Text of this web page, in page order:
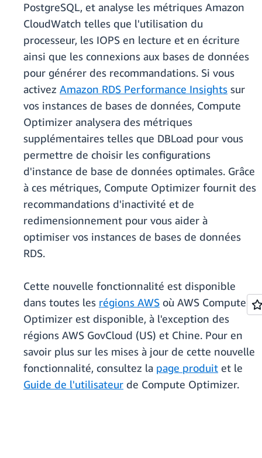
PostgreSQL, et analyse les métriques Amazon
CloudWatch telles que l'utilisation du
processeur, les IOPS en lecture et en écriture
ainsi que les connexions aux bases de données
pour générer des recommandations. Si vous
activez Amazon RDS Performance Insights sur
vos instances de bases de données, Compute
Optimizer analysera des métriques
supplémentaires telles que DBLoad pour vous
permettre de choisir les configurations
d'instance de base de données optimales. Grâce
à ces métriques, Compute Optimizer fournit des
recommandations d'inactivité et de
redimensionnement pour vous aider à
optimiser vos instances de bases de données
RDS.
Cette nouvelle fonctionnalité est disponible
dans toutes les régions AWS où AWS Compute
Optimizer est disponible, à l'exception des
régions AWS GovCloud (US) et Chine. Pour en
savoir plus sur les mises à jour de cette nouvelle
fonctionnalité, consultez la page produit et le
Guide de l'utilisateur de Compute Optimizer.